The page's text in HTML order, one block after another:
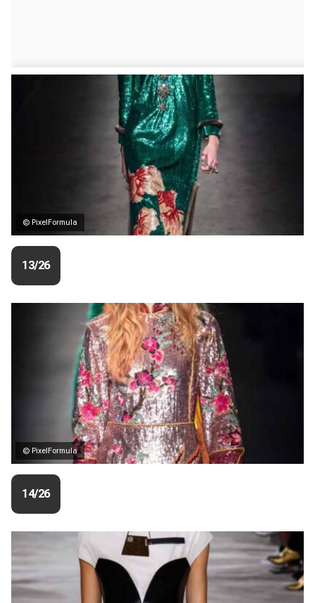
© PixelFormula
13/26
© PixelFormula
14/26